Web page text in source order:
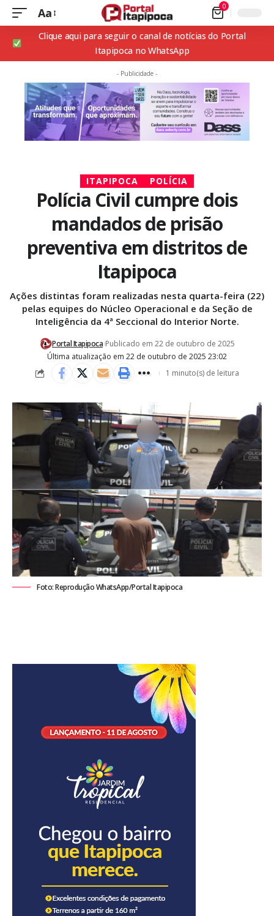
Aa 0
Clique aqui para seguir o canal de notícias do Portal
Itapipoca no WhatsApp
- Publicidade -
ITAPIPOCA POLÍCIA
Polícia Civil cumpre dois
mandados de prisão
preventiva em distritos de
Itapipoca
Ações distintas foram realizadas nesta quarta-feira (22)
pelas equipes do Núcleo Operacional e da Seção de
Inteligência da 4ª Seccional do Interior Norte.
Última atualização em 22 de outubro de 2025 23:02
Portal Itapipoca Publicado em 22 de outubro de 2025
1 minuto(s) de leitura
Foto: Reprodução WhatsApp/Portal Itapipoca